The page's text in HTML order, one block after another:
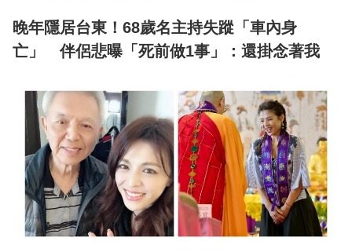
晚年隱居台東！68歲名主持失蹤「車內身
亡」 伴侶悲曝「死前做1事」：還掛念著我